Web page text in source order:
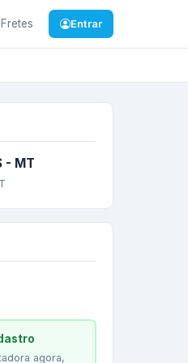
Fretes Entrar
EM
- MT
agora,